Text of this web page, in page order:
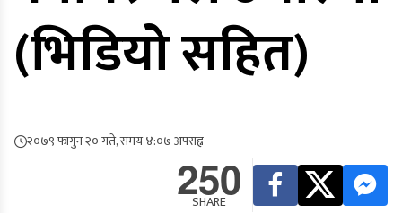
(भिडियो सहित)
२०७९ फागुन २० गते, समय ४:०७ अपराह्न
250
SHARE